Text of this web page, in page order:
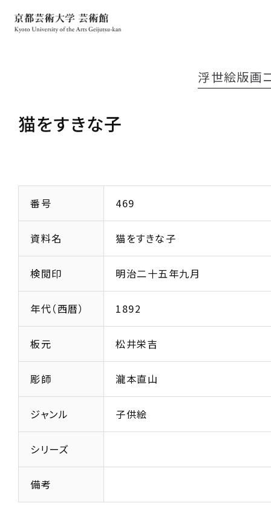
猫をすきな子
浮世絵版画
番号 469
資料名 猫をすきな子
検閲印 明治二十五年九月
年代（西暦） 1892
板元 松井栄吉
彫師 瀧本直山
ジャンル 子供絵
シリーズ
備考